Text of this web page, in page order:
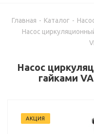
Главная - Каталог -
Насос
Насос
гайками
АКЦИЯ